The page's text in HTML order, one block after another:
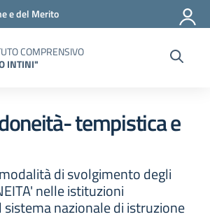
e del Merito
COMPRENSIVO
INTINI"
tempistica e
di svolgimento degli
nelle istituzioni
nazionale di istruzione